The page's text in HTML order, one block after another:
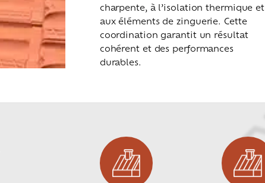
charpente, à l’isolation thermique et
aux éléments de zinguerie. Cette
coordination garantit un résultat
cohérent et des performances
durables.